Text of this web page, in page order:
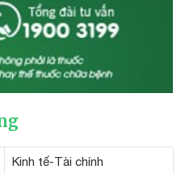
Kinh tế-Tài chính